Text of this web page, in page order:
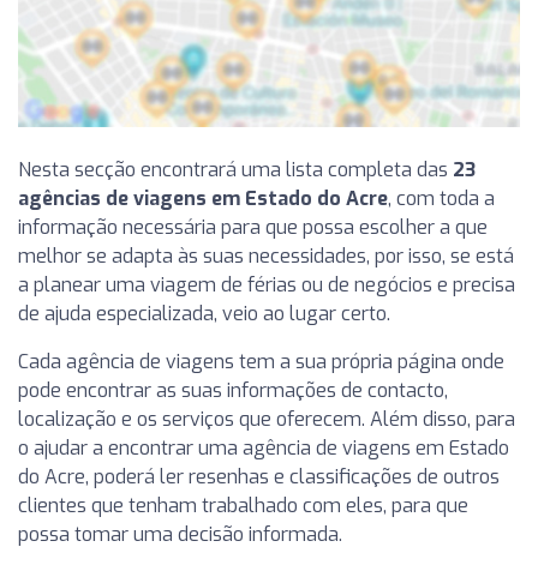
Nesta secção encontrará uma lista completa das 23
agências de viagens em Estado do Acre, com toda a
informação necessária para que possa escolher a que
melhor se adapta às suas necessidades, por isso, se está
a planear uma viagem de férias ou de negócios e precisa
de ajuda especializada, veio ao lugar certo.
Cada agência de viagens tem a sua própria página onde
pode encontrar as suas informações de contacto,
localização e os serviços que oferecem. Além disso, para
o ajudar a encontrar uma agência de viagens em Estado
do Acre, poderá ler resenhas e classificações de outros
clientes que tenham trabalhado com eles, para que
possa tomar uma decisão informada.